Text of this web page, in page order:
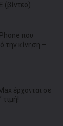
(βίντεο)
που
την κίνηση –
έρχονται σε
τιμή!